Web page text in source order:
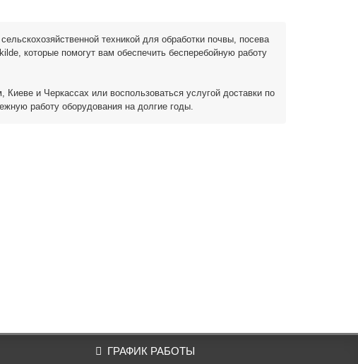
техникой для обработки почвы, посева
которые помогут вам обеспечить бесперебойную работу
и Черкассах или воспользоваться услугой доставки по
работу оборудования на долгие годы.
ГРАФИК РАБОТЫ